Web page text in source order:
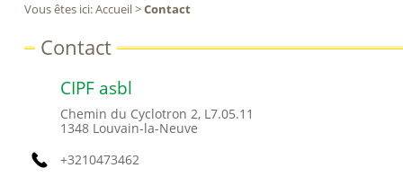
Vous êtes ici:Accueil>Contact
Contact
CIPF asbl
Chemin du Cyclotron 2, L7.05.11
1348 Louvain-la-Neuve
+3210473462